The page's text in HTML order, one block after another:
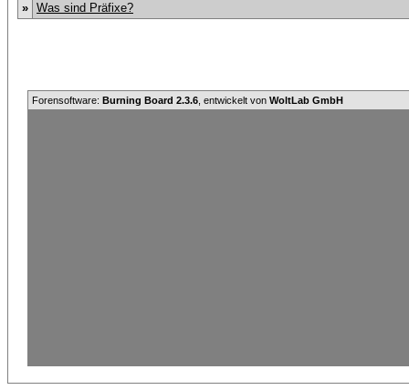
» Was sind Präfixe?
Forensoftware: Burning Board 2.3.6 , entwickelt von WoltLab GmbH